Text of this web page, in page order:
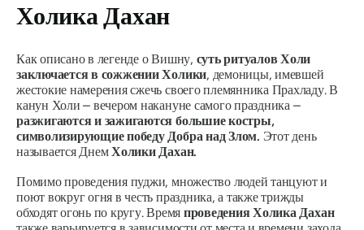
Холика Дахан
Как описано в легенде о Вишну, суть ритуалов Холи
заключается в сожжении Холики, демоницы, имевшей
жестокие намерения сжечь своего племянника Прахладу. В
канун Холи – вечером накануне самого праздника –
разжигаются и зажигаются большие костры,
символизирующие победу Добра над Злом. Этот день
называется ДнемХолики Дахан.
Помимо проведения пуджи, множество людей танцуют и
поют вокруг огня в честь праздника, а также трижды
обходят огонь по кругу. Время проведения Холика Дахан